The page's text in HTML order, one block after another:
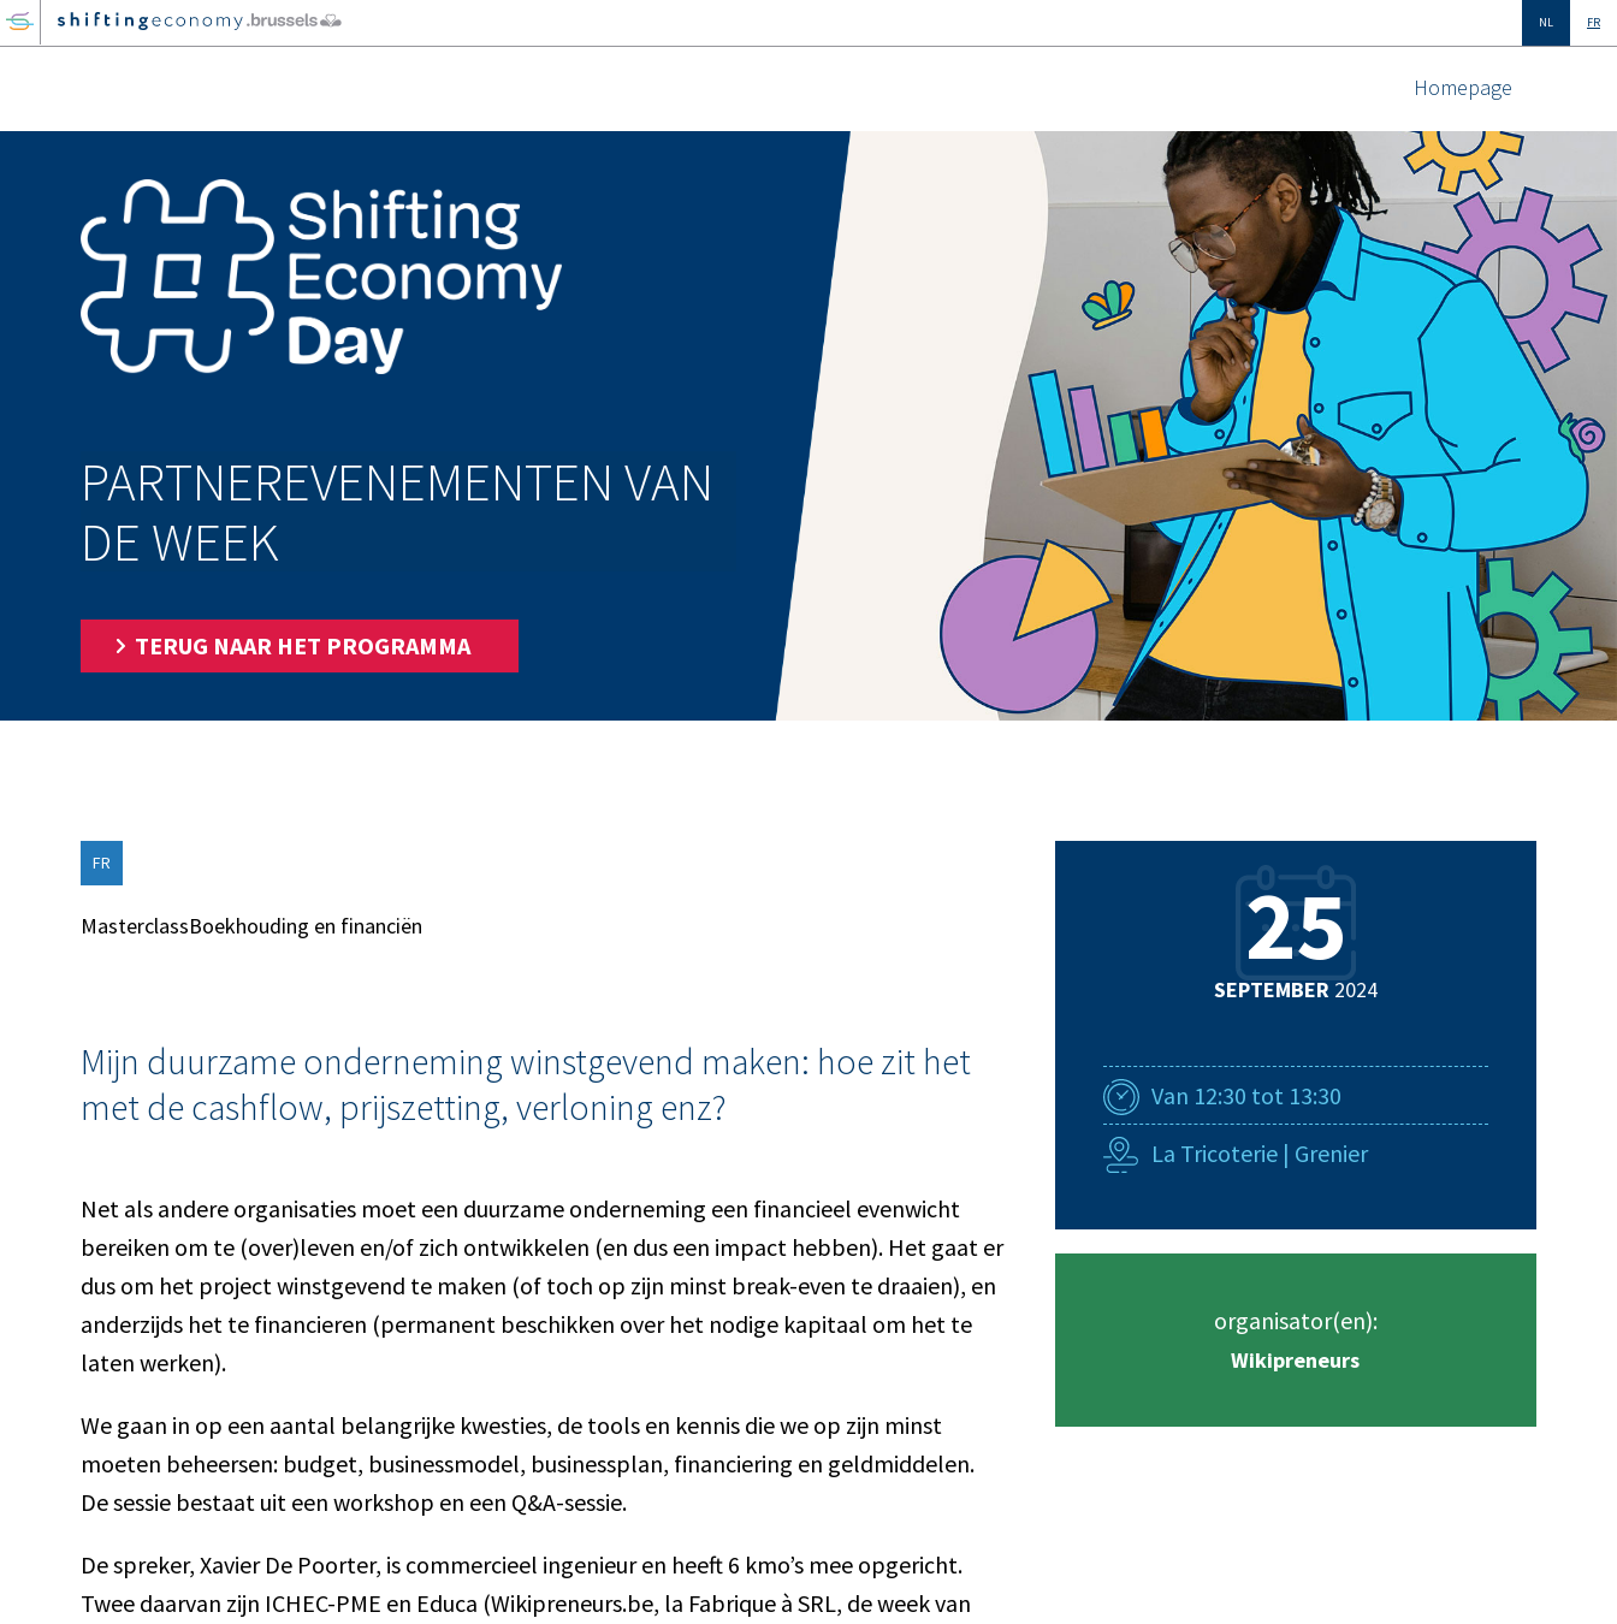
GO
TO
NL FR
Homepage
PARTNEREVENEMENTEN VAN
DE WEEK
TERUG NAAR HET PROGRAMMA
FR
MasterclassBoekhouding en financiën
Mijn duurzame onderneming winstgevend maken: hoe zit het
met de cashflow, prijszetting, verloning enz?
Net als andere organisaties moet een duurzame onderneming een financieel evenwicht
bereiken om te (over)leven en/of zich ontwikkelen (en dus een impact hebben). Het gaat er
dus om het project winstgevend te maken (of toch op zijn minst break-even te draaien), en
anderzijds het te financieren (permanent beschikken over het nodige kapitaal om het te
laten werken).
We gaan in op een aantal belangrijke kwesties, de tools en kennis die we op zijn minst
moeten beheersen: budget, businessmodel, businessplan, financiering en geldmiddelen.
De sessie bestaat uit een workshop en een Q&A-sessie.
De spreker, Xavier De Poorter, is commercieel ingenieur en heeft 6 kmo’s mee opgericht.
Twee daarvan zijn ICHEC-PME en Educa (Wikipreneurs.be, la Fabrique à SRL, de week van
25
SEPTEMBER2024
Van 12:30 tot 13:30
La Tricoterie | Grenier
organisator(en):
Wikipreneurs